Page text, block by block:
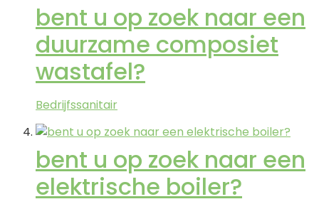
bent u op zoek naar een
duurzame composiet
wastafel?
Bedrijfssanitair
bent u op zoek naar een
elektrische boiler?